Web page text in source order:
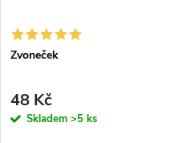
Zvoneček
48 Kč
Skladem >5 ks